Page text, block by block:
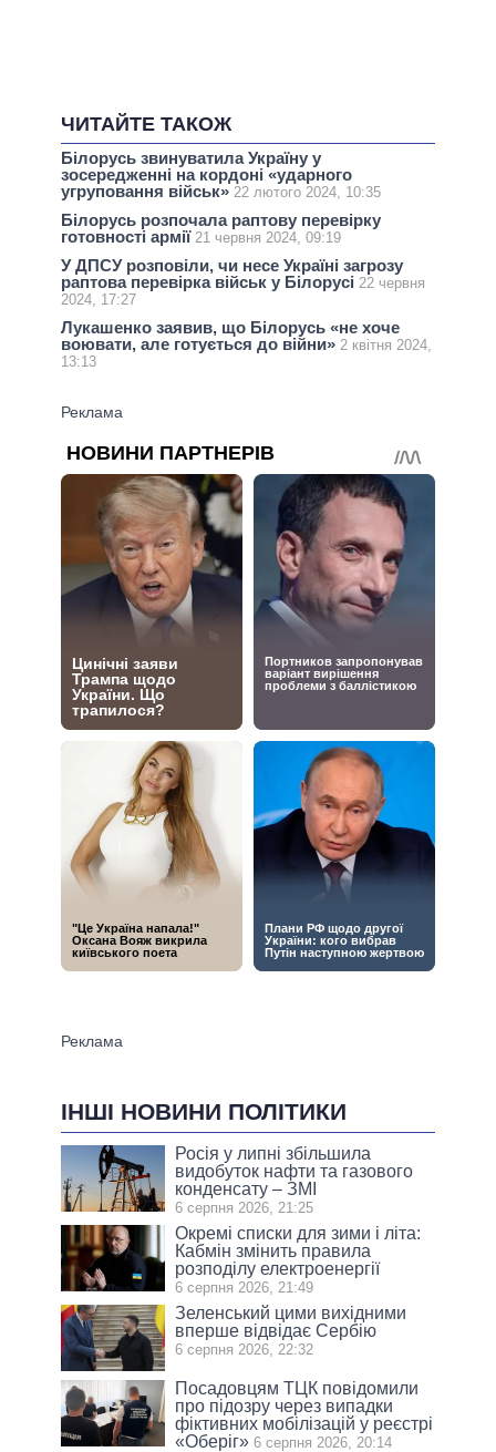
ЧИТАЙТЕ ТАКОЖ
Білорусь звинуватила Україну у
зосередженні на кордоні «ударного
угруповання військ» 22 лютого 2024, 10:35
Білорусь розпочала раптову перевірку
готовності армії 21 червня 2024, 09:19
У ДПСУ розповіли, чи несе Україні загрозу
раптова перевірка військ у Білорусі 22 червня
2024, 17:27
Лукашенко заявив, що Білорусь «не хоче
воювати, але готується до війни» 2 квітня 2024,
13:13
ІНШІ НОВИНИ ПОЛІТИКИ
Росія у липні збільшила
видобуток нафти та газового
конденсату – ЗМІ
6 серпня 2026, 21:25
Окремі списки для зими і літа:
Кабмін змінить правила
розподілу електроенергії
6 серпня 2026, 21:49
Зеленський цими вихідними
вперше відвідає Сербію
6 серпня 2026, 22:32
Посадовцям ТЦК повідомили
про підозру через випадки
фіктивних мобілізацій у реєстрі
«Оберіг» 6 серпня 2026, 20:14